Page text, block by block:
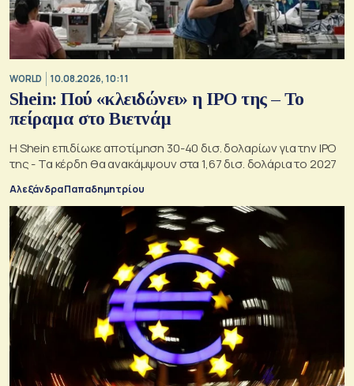
WORLD 10.08.2026, 10:11
Shein: Πού «κλειδώνει» η IPO της – Το
πείραμα στο Βιετνάμ
Η Shein επιδίωκε αποτίμηση 30-40 δισ. δολαρίων για την IPO
της - Τα κέρδη θα ανακάμψουν στα 1,67 δισ. δολάρια το 2027
Αλεξάνδρα Παπαδημητρίου